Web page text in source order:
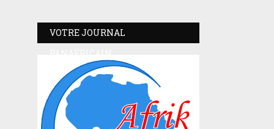
VOTRE JOURNAL